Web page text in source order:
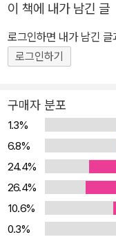
2015)과 『악의 꽃』(민
래』(문학동네, 2018)
불어넣었다. 대중 매체에
유를 펼쳤다. 『우물에서
로 많은 사랑을 받았으며,
방, 2013) 외 여러 권의
제6대 위원장을 맡았다.
년 73세로 세상을 떠났
2019), 『황현산의 현대
게 타오르고 있다. 이처럼
면서도 비상한 질문을 던지며 답을 구
너지는 불행한 사태가 대
이 그를 지지한 정치적
위해서가 아니라, 사회구
우리 사회에 작동하는
원에서 던지는 질문이다. 이 책은 그 답을 “‘인문정신’이 작동하는 사
회”에서 찾고 있다. 그리
금, ‘생각하는 시민’을
급한 현안이자 한국 미
실제로 학교 현장에서
이 책에 내가 남긴 글
로그인하면 내가 남긴
로그인하기
구매자 분포
1.3%
6.8%
24.4%
26.4%
10.6%
0.3%